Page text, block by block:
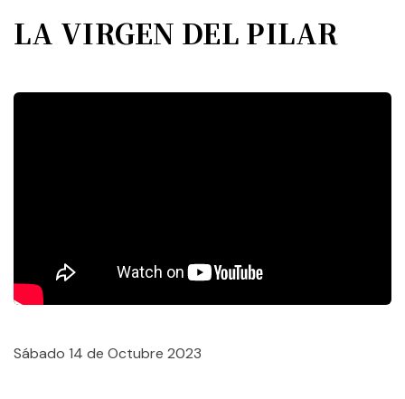
LA VIRGEN DEL PILAR
Sábado 14 de Octubre 2023